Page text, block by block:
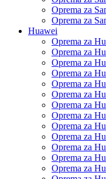
Oprema za
Oprema za
Huawei
Oprema za
Oprema za
Oprema za
Oprema za
Oprema za
Oprema za
Oprema za
Oprema za
Oprema za
Oprema za
Oprema za
Oprema za
Oprema za